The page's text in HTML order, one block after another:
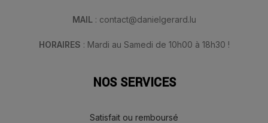
MAIL : contact@danielgerard.lu
HORAIRES : Mardi au Samedi de 10h00 à 18h30 !
NOS SERVICES
Satisfait ou remboursé